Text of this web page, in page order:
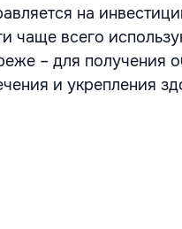
на
чаще всего
– для получения
и укрепления